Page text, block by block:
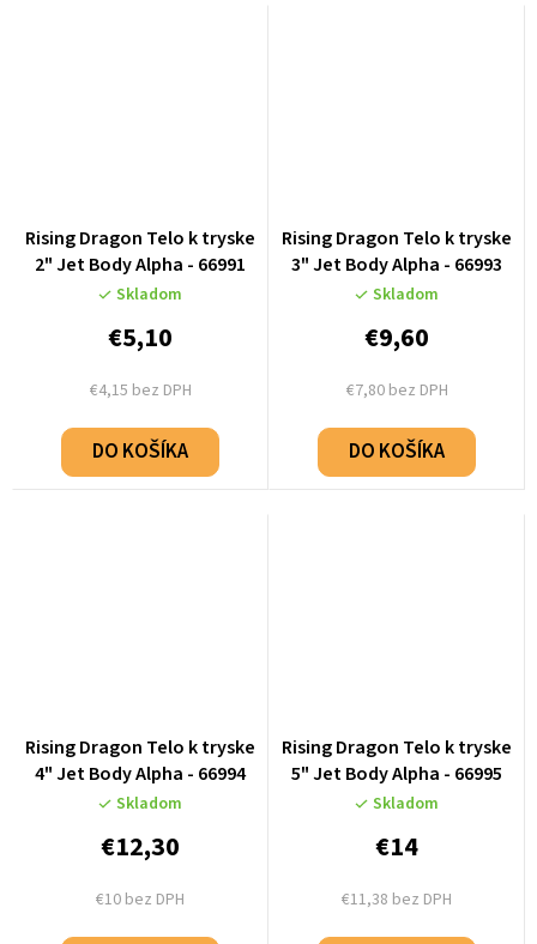
Rising Dragon Telo k tryske
2" Jet Body Alpha - 66991
Skladom
€4,15 bez DPH
€5,10
DO KOŠÍKA
Rising Dragon Telo k tryske
3" Jet Body Alpha - 66993
Skladom
€7,80 bez DPH
€9,60
DO KOŠÍKA
Rising Dragon Telo k tryske
4" Jet Body Alpha - 66994
Skladom
€10 bez DPH
€12,30
Rising Dragon Telo k tryske
5" Jet Body Alpha - 66995
Skladom
€11,38 bez DPH
€14